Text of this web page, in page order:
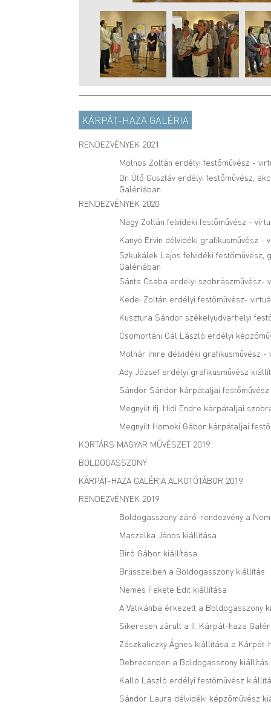
KÁRPÁT-HAZA GALÉRIA
RENDEZVÉNYEK 2021
Molnos Zoltán erdélyi festőművész -
Dr. Ütő Gusztáv erdélyi festőművész,
Galériában
RENDEZVÉNYEK 2020
Nagy Zoltán felvidéki festőművész -
Kanyó Ervin délvidéki grafikusművész
Szkukálek Lajos felvidéki
Galériában
Sánta Csaba erdélyi
Kedei Zoltán erdélyi festőművész-
Kusztura Sándor székelyudvarhelyi
Csomortáni Gál László erdélyi
Molnár Imre délvidéki grafikusművész
Ady József erdélyi grafikusművész
Sándor Sándor kárpátaljai
Megnyílt ifj. Hidi Endre kárpátaljai
Megnyílt Homoki Gábor kárpátaljai
KORTÁRS MAGYAR MŰVÉSZET 2019
BOLDOGASSZONY
KÁRPÁT-HAZA GALÉRIA ALKOTÓTÁBOR 2019
RENDEZVÉNYEK 2019
Boldogasszony záró-rendezvény a
Maszelka János kiállítása
Biró Gábor kiállítása
Brüsszelben a Boldogasszony kiállítás
Nemes Fekete Edit kiállítása
A Vatikánba érkezett a Boldogasszony
Sikeresen zárult a II. Kárpát-haza
Zászkaliczky Ágnes kiállítása a Kárpát-
Debrecenben a Boldogasszony kiállítás
Kalló László erdélyi festőművész
Sándor Laura délvidéki képzőművész